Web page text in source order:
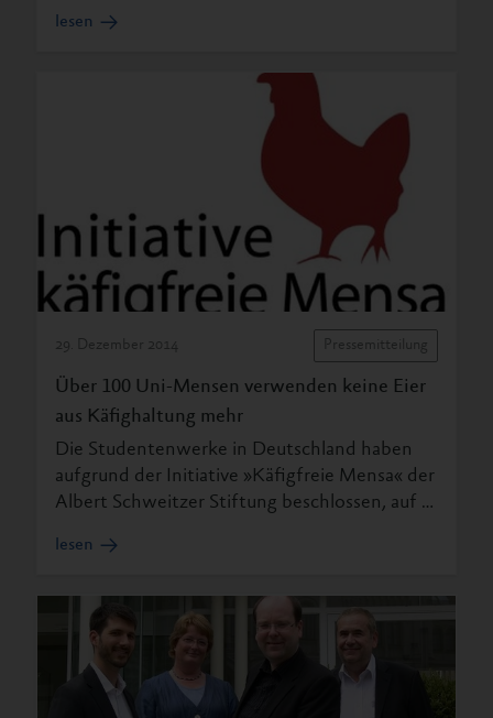
lesen
29. Dezember 2014 Pressemitteilung
Über 100 Uni-Mensen verwenden keine Eier
aus Käfighaltung mehr
Die Studentenwerke in Deutschland haben
aufgrund der Initiative »Käfigfreie Mensa« der
Albert Schweitzer Stiftung beschlossen, auf …
lesen